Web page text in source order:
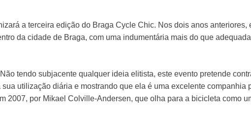
a terceira edição do Braga Cycle Chic. Nos dois anos anteriores,
da cidade de Braga, com uma indumentária mais do que
tendo subjacente qualquer ideia elitista, este evento pretende
utilização diária e mostrando que ela é uma excelente companhia
2007, por Mikael Colville-Andersen, que olha para a bicicleta como